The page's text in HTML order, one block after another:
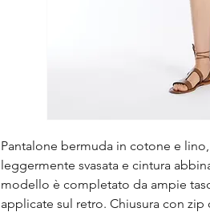
Pantalone bermuda in cotone e
leggermente svasata e cintura
modello è completato da ampie
applicate sul retro. Chiusura con